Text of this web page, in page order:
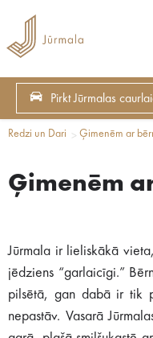
Pirkt Jūrmalas
Redzi un Dari Ģimenēm ar
Ģimenēm
Jūrmala ir lieliskākā
jēdziens “garlaicīgi.”
pilsētā, gan dabā ir tik
nepastāv. Vasarā